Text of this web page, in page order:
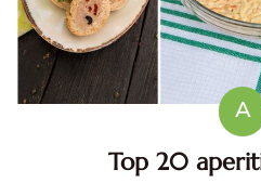
A
Top 20